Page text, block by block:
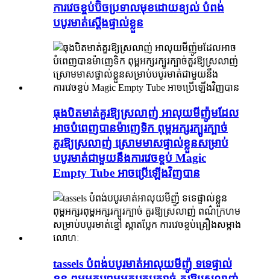
ការវេចខ្ចប់ប៊ិចប្រទាលមុខដោយខ្យល់ បំពង់
បបូរមាត់ស្តើងផ្ទាល់ខ្លួន
ធុងបិតមាត់គួរឱ្យស្រលាញ់ អាលុយមីញ៉ូមដែល
អាចបំពេញបានម៉ាញេទិក ពុម្ពអក្សរក្បូរក្បាច់
គួរឱ្យស្រលាញ់ ស្រោមមាសផ្ទាល់ខ្លួនសម្រាប់
បបូរមាត់ជាមួយនឹងការវេចខ្ចប់ Magic
Empty Tube អាចប្រើឡើងវិញបាន
tassels បំពង់បបូរមាត់អាលុយមីញ៉ូ ទទេផ្ទាល់